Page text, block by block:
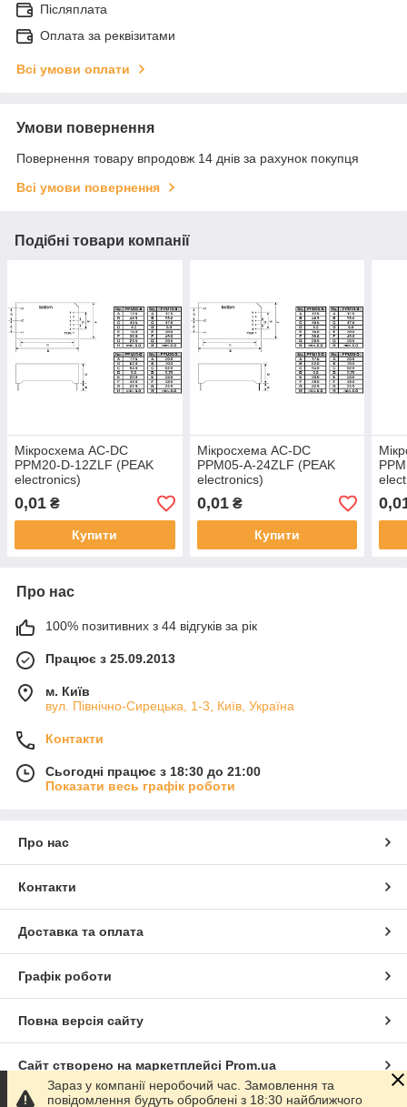
Післяплата
Оплата за реквізитами
Всі умови оплати
Умови повернення
Повернення товару впродовж 14 днів за рахунок покупця
Всі умови повернення
Подібні товари компанії
Мікросхема AC-DC
PPM20-D-12ZLF (PEAK
electronics)
0,01 ₴
Купити
Мікросхема AC-DC
PPM05-A-24ZLF (PEAK
electronics)
0,01₴
Купити
Про нас
100% позитивних з 44 відгуків за рік
Працює з 25.09.2013
м. Київ
вул. Північно-Сирецька, 1-3, Київ, Україна
Контакти
Сьогодні працює з 18:30 до 21:00
Показати весь графік роботи
Про нас
Контакти
Доставка та оплата
Графік роботи
Повна версія сайту
Сайт створено на маркетплейсі Prom.ua
Зараз у компанії неробочий час. Замовлення та
повідомлення будуть оброблені з 18:30 найближчого